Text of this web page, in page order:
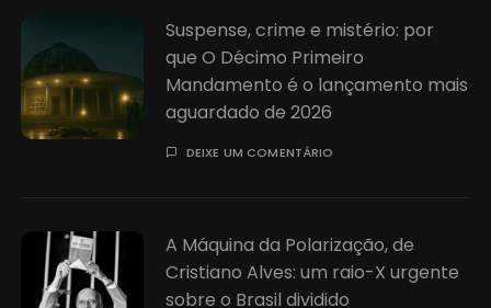
Suspense, crime e mistério: por
que O Décimo Primeiro
Mandamento é o lançamento mais
aguardado de 2026
DEIXE UM COMENTÁRIO
A Máquina da Polarização, de
Cristiano Alves: um raio-X urgente
sobre o Brasil dividido